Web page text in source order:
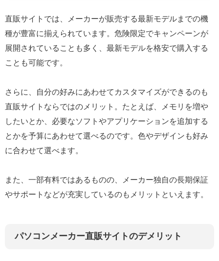
直販サイトでは、メーカーが販売する最新モデルまでの機
種が豊富に揃えられています。危険限定でキャンペーンが
展開されていることも多く、最新モデルを格安で購入する
ことも可能です。
さらに、自分の好みにあわせてカスタマイズができるのも
直販サイトならではのメリット。たとえば、メモリを増や
したいとか、必要なソフトやアプリケーションを追加する
とかを予算にあわせて選べるのです。色やデザインも好み
に合わせて選べます。
また、一部有料ではあるものの、メーカー独自の長期保証
やサポートなどが充実しているのもメリットといえます。
パソコンメーカー直販サイトのデメリット